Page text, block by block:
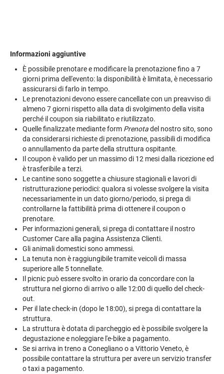
Informazioni aggiuntive
È possibile prenotare e modificare la prenotazione fino a 7
giorni prima dell'evento: la disponibilità è limitata, è necessario
assicurarsi di farlo in tempo.
Le prenotazioni devono essere cancellate con un preavviso di
almeno 7 giorni rispetto alla data di svolgimento della visita
perché il coupon sia riabilitato e riutilizzato.
Quelle finalizzate mediante form Prenotadel nostro sito, sono
da considerarsi richieste di prenotazione, passibili di modifica
o annullamento da parte della struttura ospitante.
Il coupon è valido per un massimo di 12 mesi dalla ricezione ed
è trasferibile a terzi.
Le cantine sono soggette a chiusure stagionali e lavori di
ristrutturazione periodici: qualora si volesse svolgere la visita
necessariamente in un dato giorno/periodo, si prega di
controllarne la fattibilità prima di ottenere il coupon o
prenotare.
Per informazioni generali, si prega di contattare il nostro
Customer Care alla pagina Assistenza Clienti.
Gli animali domestici sono ammessi.
La tenuta non è raggiungibile tramite veicoli di massa
superiore alle 5 tonnellate.
Il picnic può essere svolto in orario da concordare con la
struttura nel giorno di arrivo o alle 12:00 di quello del check-
out.
Per il late check-in (dopo le 18:00), si prega di contattare la
struttura.
La struttura è dotata di parcheggio ed è possibile svolgere la
degustazione e noleggiare l'e-bike a pagamento.
Se si arriva in treno a Conegliano o a Vittorio Veneto, è
possibile contattare la struttura per avere un servizio transfer
o taxi a pagamento.